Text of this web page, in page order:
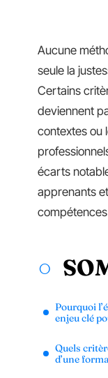
Aucune
seule la
Certains
deviennent
contextes ou
écarts
apprenants
Pourquoi
enjeu clé
Quels
d’une